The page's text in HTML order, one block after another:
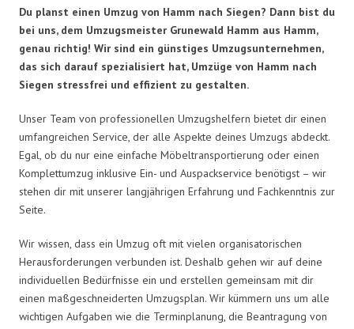
Du planst einen Umzug von Hamm nach Siegen? Dann bist du
bei uns, dem Umzugsmeister Grunewald Hamm aus Hamm,
genau richtig! Wir sind ein günstiges Umzugsunternehmen,
das sich darauf spezialisiert hat, Umzüge von Hamm nach
Siegen stressfrei und effizient zu gestalten.
Unser Team von professionellen Umzugshelfern bietet dir einen
umfangreichen Service, der alle Aspekte deines Umzugs abdeckt.
Egal, ob du nur eine einfache Möbeltransportierung oder einen
Komplettumzug inklusive Ein- und Auspackservice benötigst – wir
stehen dir mit unserer langjährigen Erfahrung und Fachkenntnis zur
Seite.
Wir wissen, dass ein Umzug oft mit vielen organisatorischen
Herausforderungen verbunden ist. Deshalb gehen wir auf deine
individuellen Bedürfnisse ein und erstellen gemeinsam mit dir
einen maßgeschneiderten Umzugsplan. Wir kümmern uns um alle
wichtigen Aufgaben wie die Terminplanung, die Beantragung von